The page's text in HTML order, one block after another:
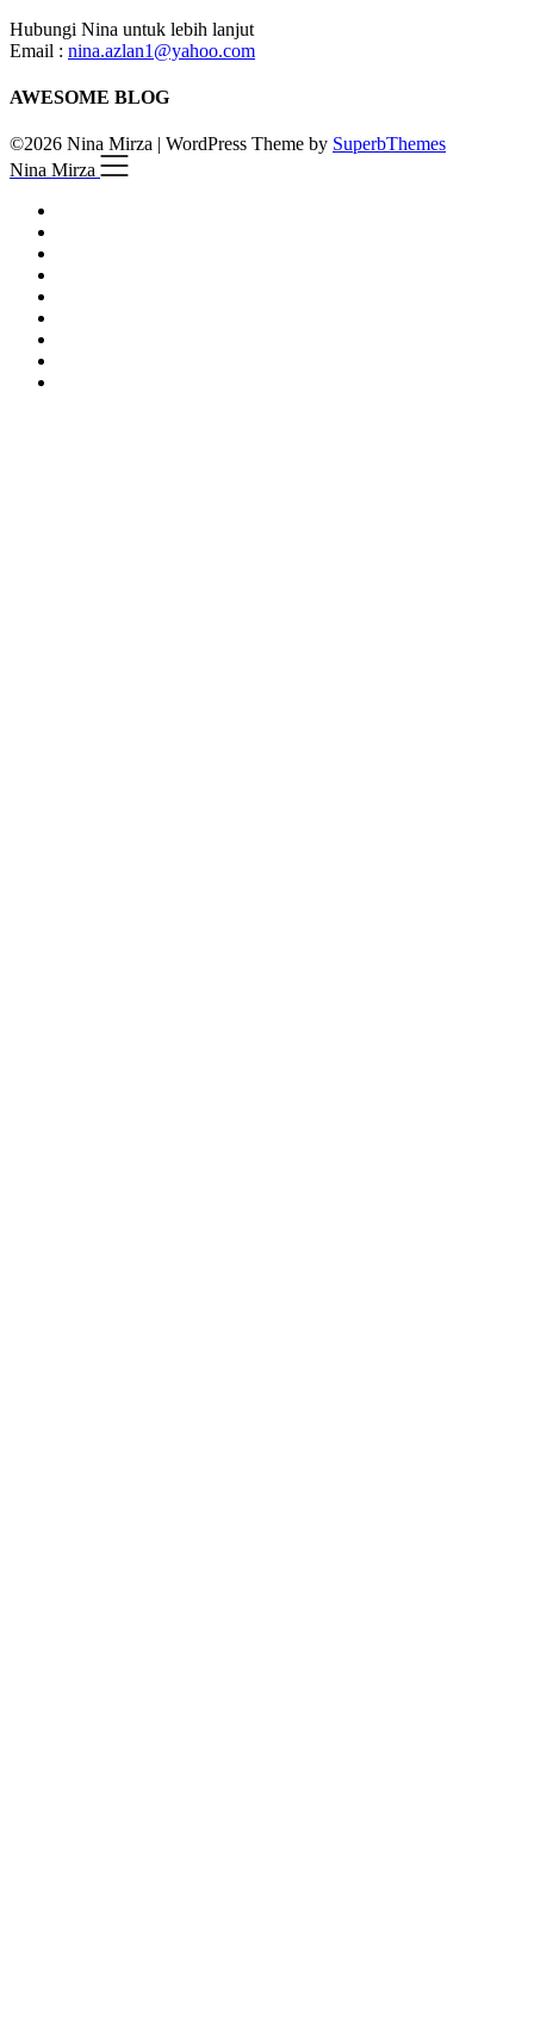
Hubungi Nina untuk lebih lanjut
Email : nina.azlan1@yahoo.com
AWESOME BLOG
©2026 Nina Mirza | WordPress Theme by SuperbThemes
Nina Mirza